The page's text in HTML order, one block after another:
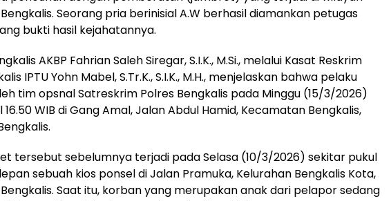
Seorang pria berinisial A.W berhasil diamankan petugas
bukti hasil kejahatannya.
AKBP Fahrian Saleh Siregar, S.I.K., M.Si., melalui Kasat Reskrim
IPTU Yohn Mabel, S.Tr.K., S.I.K., M.H., menjelaskan bahwa pelaku
tim opsnal Satreskrim Polres Bengkalis pada Minggu (15/3/2026)
WIB di Gang Amal, Jalan Abdul Hamid, Kecamatan Bengkalis,
tersebut sebelumnya terjadi pada Selasa (10/3/2026) sekitar pukul
sebuah kios ponsel di Jalan Pramuka, Kelurahan Bengkalis Kota,
Saat itu, korban yang merupakan anak dari pelapor sedang